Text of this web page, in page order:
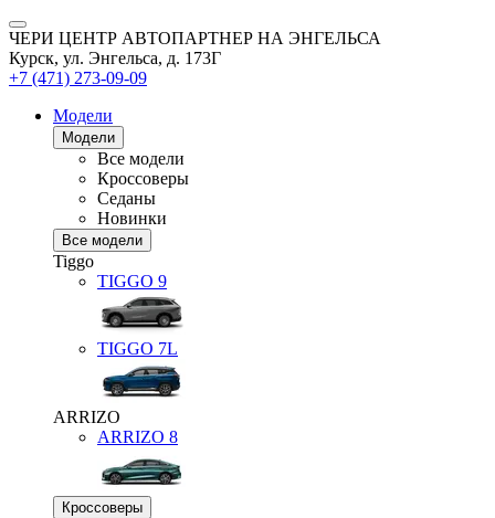
ЧЕРИ ЦЕНТР АВТОПАРТНЕР НА ЭНГЕЛЬСА
Курск, ул. Энгельса, д. 173Г
+7 (471) 273-09-09
Модели
Модели
Все модели
Кроссоверы
Седаны
Новинки
Все модели
Tiggo
TIGGO 9
TIGGO 7L
ARRIZO
ARRIZO 8
Кроссоверы